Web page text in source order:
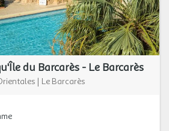
du Barcarès - Le Barcarès
| Le Barcarès